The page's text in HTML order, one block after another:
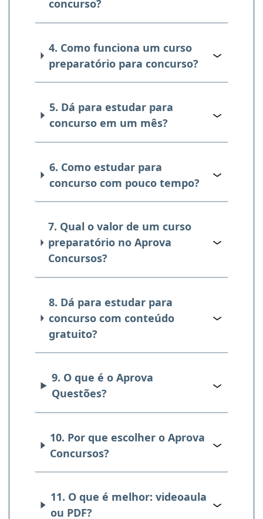
concurso?
4. Como funciona um curso
preparatório para concurso?
5. Dá para estudar para
concurso em um mês?
6. Como estudar para
concurso com pouco tempo?
7. Qual o valor de um curso
preparatório no Aprova
Concursos?
8. Dá para estudar para
concurso com conteúdo
gratuito?
9. O que é o Aprova
Questões?
10. Por que escolher o Aprova
Concursos?
11. O que é melhor: videoaula
ou PDF?